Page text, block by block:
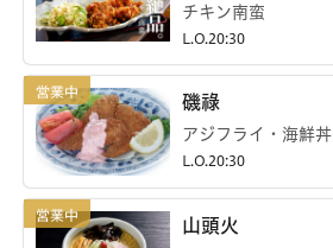
チキン南蛮
L.O.20:30
磯祿
アジフライ・海鮮丼
L.O.20:30
山頭火